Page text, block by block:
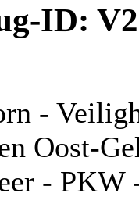
ID:
-
Oost-
- PKW